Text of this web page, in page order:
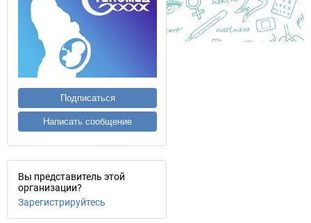
Подписаться
Написать сообщение
Вы представитель этой
организации?
Зарегистрируйтесь